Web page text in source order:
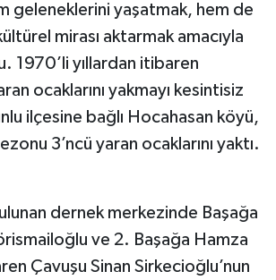
geleneklerini yaşatmak, hem de
mirası aktarmak amacıyla
1970’li yıllardan itibaren
ocaklarını yakmayı kesintisiz
ilçesine bağlı Hocahasan köyü,
3’ncü yaran ocaklarını yaktı.
dernek merkezinde Başağa
ve 2. Başağa Hamza
Çavuşu Sinan Sirkecioğlu’nun